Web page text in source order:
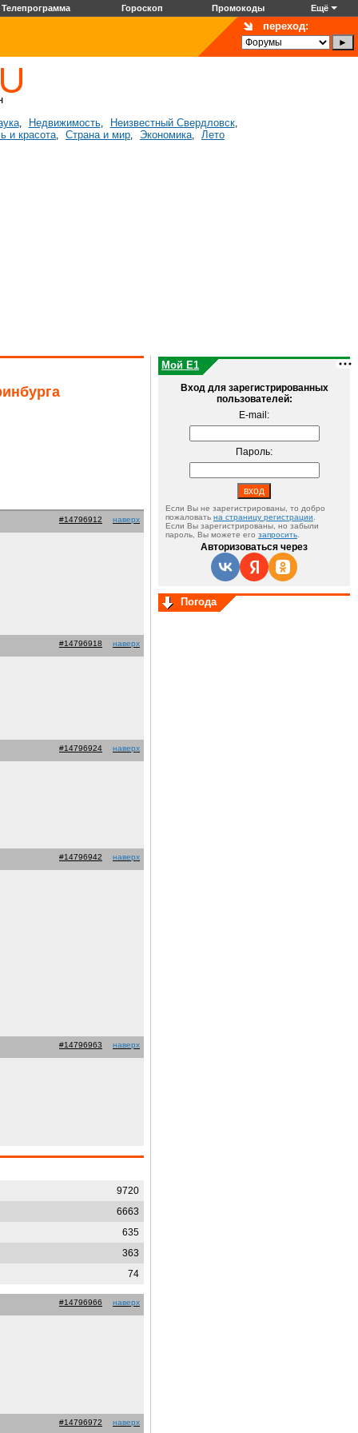
Телепрограмма Гороскоп Промокоды Ещё
переход:
, Недвижимость, Неизвестный Свердловск,
и красота, Страна и мир, Экономика, Лето
#14796912 наверх
#14796918 наверх
#14796924 наверх
#14796942 наверх
#14796963 наверх
9720
6663
635
363
74
#14796966 наверх
#14796972 наверх
Мой E1
Вход для зарегистрированных
пользователей:
E-mail:
Пароль:
Если Вы не зарегистрированы, то добро
пожаловать на страницу регистрации
Если Вы зарегистрированы, но забыли
пароль, Вы можете его запросить
Авторизоваться через
Погода